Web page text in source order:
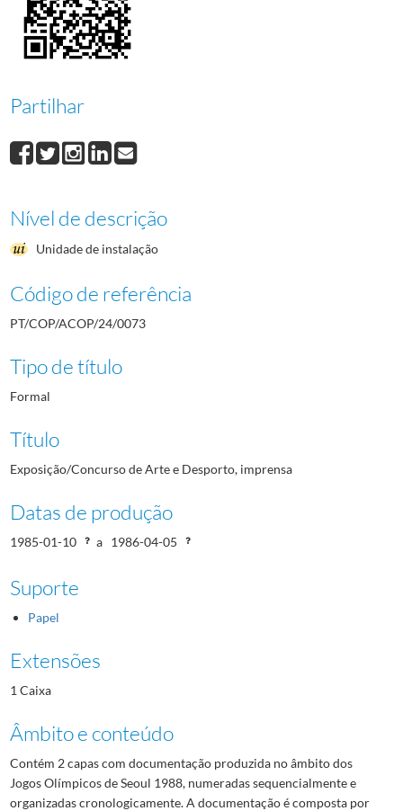
0075Relatório da Missão Portuguesa a Calgary e correspondência
0076Provas para o Boletim "Olimpo" [1]
0077Provas para o Boletim "Olimpo" [2]
Partilhar
Nível de descrição
Unidade de instalação
Código de referência
PT/COP/ACOP/24/0073
Tipo de título
Formal
Título
Exposição/Concurso de Arte e Desporto, imprensa
Datas de produção
1985-01-10 a 1986-04-05
Suporte
Papel
Extensões
1 Caixa
Âmbito e conteúdo
Contém 2 capas com documentação produzida no âmbito dos
Jogos Olímpicos de Seoul 1988, numeradas sequencialmente e
organizadas cronologicamente. A documentação é composta por